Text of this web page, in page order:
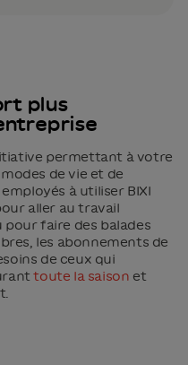
plus
permettant à votre
de vie et de
à utiliser BIXI
aller au travail
pour faire des balades
les abonnements de
de ceux qui
toute la saison et